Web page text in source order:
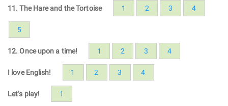
11. The Hare and the Tortoise 1 2 3 4
5
12. Once upon a time! 1 2 3 4
I love English! 1 2 3 4
Let’s play! 1